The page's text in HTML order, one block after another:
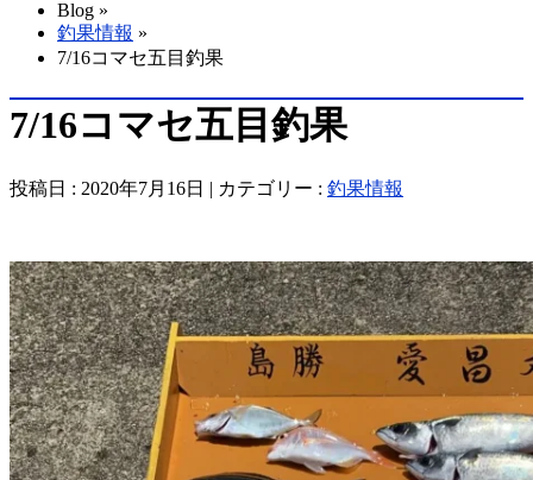
Blog »
釣果情報 »
7/16コマセ五目釣果
7/16コマセ五目釣果
投稿日 : 2020年7月16日 | カテゴリー : 釣果情報